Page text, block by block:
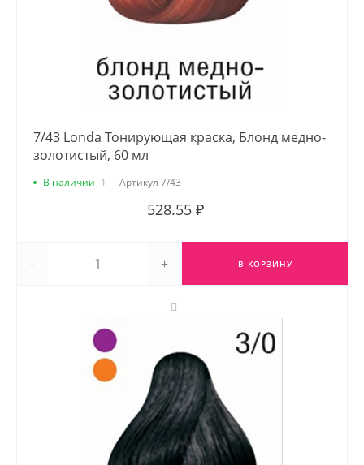
7/43 Londa Тонирующая краска, Блонд медно-
золотистый, 60 мл
В наличии 1 Артикул 7/43
528.55 ₽
- + В КОРЗИНУ